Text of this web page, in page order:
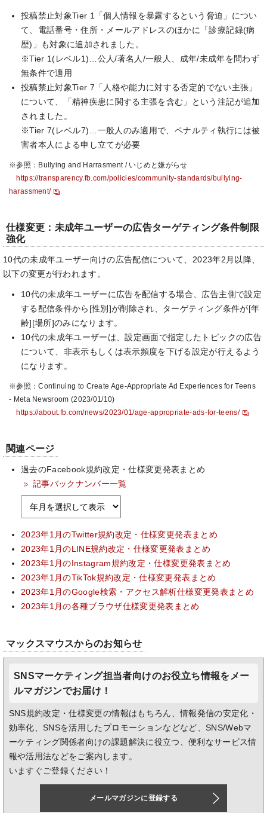
投稿禁止対象Tier 1「個人情報を暴露するという脅迫」につい
て、電話番号・住所・メールアドレスのほかに「診療記録(病
歴)」も対象に追加されました。
※Tier 1(レベル1)…公人/著名人/一般人、成年/未成年を問わず
無条件で適用
投稿禁止対象Tier 7「人格や能力に対する否定的でない主張」
について、「精神疾患に関する主張を含む」という注記が追加
されました。
※Tier 7(レベル7)…一般人のみ適用で、ペナルティ執行には被
害者本人による申し立てが必要
※参照：Bullying and Harrasment / いじめと嫌がらせ
https://transparency.fb.com/policies/community-standards/bullying-
harassment/
仕様変更：未成年ユーザーの広告ターゲティング条件制限
強化
10代の未成年ユーザー向けの広告配信について、2023年2月以降、
以下の変更が行われます。
10代の未成年ユーザーに広告を配信する場合、広告主側で設定
する配信条件から[性別]が削除され、ターゲティング条件が[年
齢][場所]のみになります。
10代の未成年ユーザーは、設定画面で指定したトピックの広告
について、非表示もしくは表示頻度を下げる設定が行えるよう
になります。
※参照：Continuing to Create Age-Appropriate Ad Experiences for Teens
- Meta Newsroom (2023/01/10)
https://about.fb.com/news/2023/01/age-appropriate-ads-for-teens/
関連ページ
過去のFacebook規約改定・仕様変更発表まとめ
記事バックナンバー一覧
2023年1月のTwitter規約改定・仕様変更発表まとめ
2023年1月のLINE規約改定・仕様変更発表まとめ
2023年1月のInstagram規約改定・仕様変更発表まとめ
2023年1月のTikTok規約改定・仕様変更発表まとめ
2023年1月のGoogle検索・アクセス解析仕様変更発表まとめ
2023年1月の各種ブラウザ仕様変更発表まとめ
マックスマウスからのお知らせ
SNSマーケティング担当者向けのお役立ち情報をメー
ルマガジンでお届け！
SNS規約改定・仕様変更の情報はもちろん、情報発信の安定化・
効率化、SNSを活用したプロモーションなどなど、SNS/Webマ
ーケティング関係者向けの課題解決に役立つ、便利なサービス情
報や活用法などをご案内します。
いますぐご登録ください！
メールマガジンに登録する